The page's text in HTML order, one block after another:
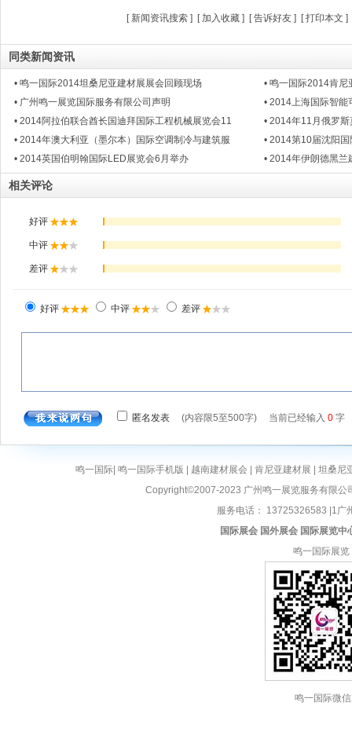
[ 新闻资讯搜索 ] [加入收藏 ] [告诉好友 ] [打印本文 ]
同类新闻资讯
• 鸣一国际2014坦桑尼亚建材展展会回顾现场
• 鸣一国际2014肯
• 广州鸣一展览国际服务有限公司声明
• 2014上海国际智
• 2014阿拉伯联合酋长国迪拜国际工程机械展览会11
• 2014年11月俄罗
• 2014年澳大利亚（墨尔本）国际空调制冷与建筑服
• 2014第10届沈阳
• 2014英国伯明翰国际LED展览会6月举办
• 2014年伊朗德黑
相关评论
鸣一国际| 鸣一国际手机版 | 越南建材展会| 肯尼亚建材展 | 坦桑尼
Copyright©2007-2023 广州鸣一展览服务有限公
服务电话： 13725326583 |1广
国际展会 国外展会 国际展览中
鸣一国际展览
鸣一国际微